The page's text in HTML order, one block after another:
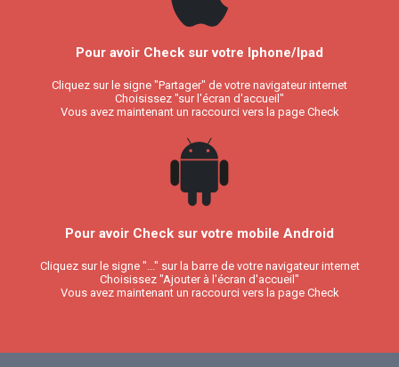
Pour avoir Check sur votre Iphone/Ipad
Cliquez sur le signe "Partager" de votre navigateur internet
Choisissez "sur l'écran d'accueil"
Vous avez maintenant un raccourci vers la page Check
Pour avoir Check sur votre mobile Android
Cliquez sur le signe "..." sur la barre de votre navigateur internet
Choisissez "Ajouter à l'écran d'accueil"
Vous avez maintenant un raccourci vers la page Check